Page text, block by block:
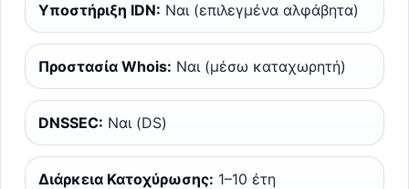
Υποστήριξη IDN: Ναι (επιλεγμένα αλφάβητα)
Προστασία Whois: Ναι (μέσω καταχωρητή)
DNSSEC: Ναι (DS)
Διάρκεια Κατοχύρωσης: 1–10 έτη